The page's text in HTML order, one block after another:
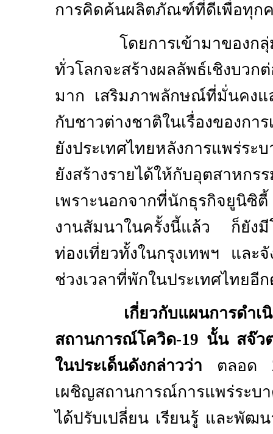
การคิดค้นผลิตภัณฑ์ที่ดีเพื่อทุก
โดยการเข้ามาของกลุ่ม
ทั่วโลกจะสร้างผลลัพธ์เชิงบวก
มาก เสริมภาพลักษณ์ที่มั่นคงแ
กับชาวต่างชาติในเรื่องของกา
ยังประเทศไทยหลังการแพร่ระ
ยังสร้างรายได้ให้กับอุตสาหกร
เพราะนอกจากที่นักธุรกิจยูนิซิ
งานสัมนาในครั้งนี้แล้ว ก็ยังมี
ท่องเที่ยวทั้งในกรุงเทพฯ และ
ช่วงเวลาที่พักในประเทศไทยอี
เกี่ยวกับแผนการดำ
สถานการณ์โควิด-19 นั้น สจ๊ว
ในประเด็นดังกล่าวว่า ตลอด
เผชิญสถานการณ์การแพร่ระบ
ได้ปรับเปลี่ยน เรียนรู้ และพัฒ